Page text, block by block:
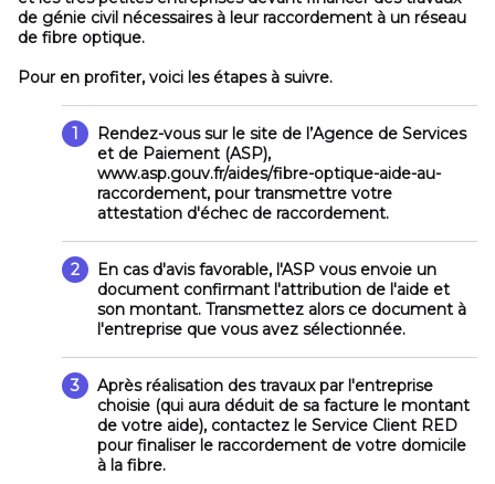
de génie civil nécessaires à leur raccordement à un réseau
de fibre optique.
Pour en profiter, voici les étapes à suivre.
1
Rendez-vous sur le site de l’Agence de Services
et de Paiement (ASP),
www.asp.gouv.fr/aides/fibre-optique-aide-au-
raccordement, pour transmettre votre
attestation d'échec de raccordement.
2
En cas d'avis favorable, l'ASP vous envoie un
document confirmant l'attribution de l'aide et
son montant. Transmettez alors ce document à
l'entreprise que vous avez sélectionnée.
3
Après réalisation des travaux par l'entreprise
choisie (qui aura déduit de sa facture le montant
de votre aide), contactez le Service Client RED
pour finaliser le raccordement de votre domicile
à la fibre.